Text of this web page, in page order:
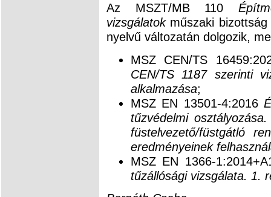
Az MSZT/MB 110
vizsgálatokműszaki bizottság
nyelvű változatán dolgozik,
MSZ CEN/TS
CEN/TS 1187 szerinti
alkalmazása;
MSZ EN 13501-4:2016
tűzvédelmi
füstelvezető/füstgátló
eredményeinek
MSZ EN 1366-
tűzállósági vizsgálata. 1.